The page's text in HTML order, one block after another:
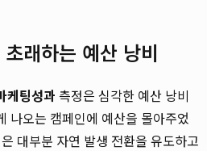
래하는 예산 낭비
케팅성과 측정은 심각한 예산 낭비
나오는 캠페인에 예산을 몰아주었
대부분 자연 발생 전환을 유도하고